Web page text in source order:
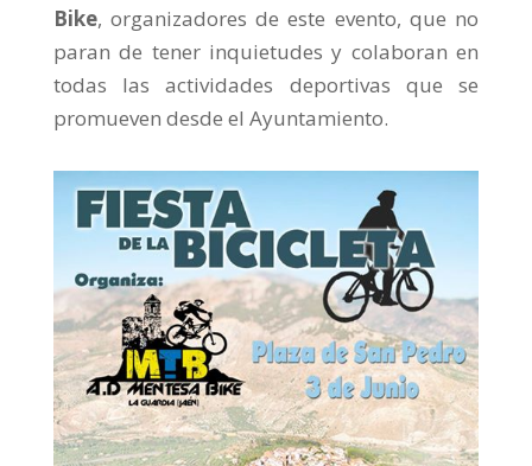
Bike, organizadores de este evento, que no
paran de tener inquietudes y colaboran en
todas las actividades deportivas que se
promueven desde el Ayuntamiento.